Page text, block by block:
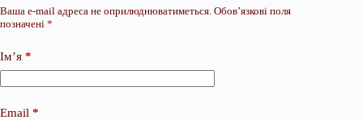
Ваша e-mail адреса не оприлюднюватиметься. Обов’язкові поля
позначені *
Ім’я *
Email *